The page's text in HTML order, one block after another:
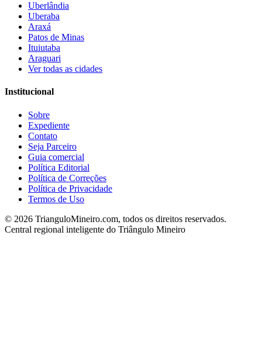
Uberlândia
Uberaba
Araxá
Patos de Minas
Ituiutaba
Araguari
Ver todas as cidades
Institucional
Sobre
Expediente
Contato
Seja Parceiro
Guia comercial
Política Editorial
Política de Correções
Política de Privacidade
Termos de Uso
© 2026 TrianguloMineiro.com, todos os direitos reservados.
Central regional inteligente do Triângulo Mineiro